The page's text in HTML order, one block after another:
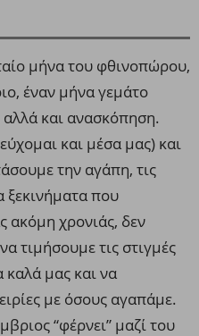
μήνα του φθινοπώρου,
έναν μήνα γεμάτο
και ανασκόπηση.
και μέσα μας) και
την αγάπη, τις
ξεκινήματα που
ακόμη χρονιάς, δεν
τιμήσουμε τις στιγμές
καλά μας και να
με όσους αγαπάμε.
“φέρνει” μαζί του